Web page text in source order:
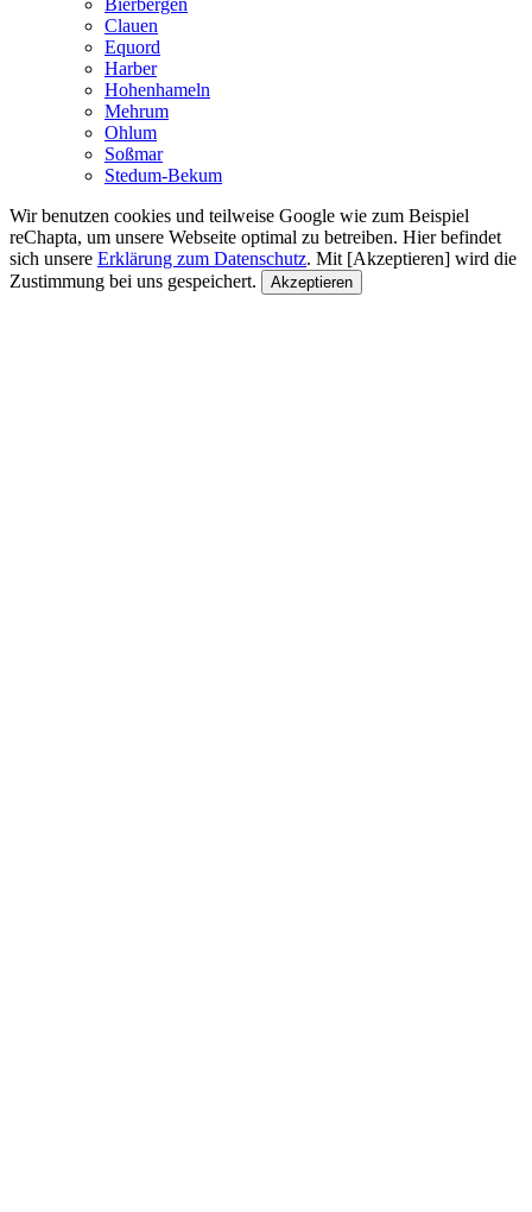
Clauen
Equord
Harber
Hohenhameln
Mehrum
Ohlum
Soßmar
Stedum-Bekum
Wir benutzen cookies und teilweise Google wie zum Beispiel
reChapta, um unsere Webseite optimal zu betreiben. Hier befindet
sich unsere Erklärung zum Datenschutz. Mit [Akzeptieren] wird die
Zustimmung bei uns gespeichert.
Akzeptieren